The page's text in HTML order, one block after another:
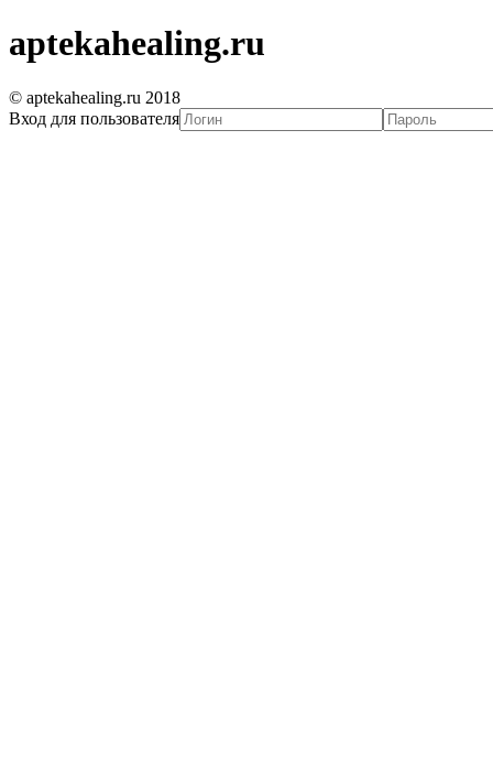
aptekahealing.ru
© aptekahealing.ru 2018
Вход для пользователя